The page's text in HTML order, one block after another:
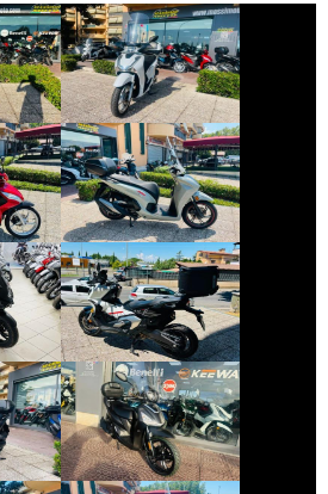
HONDA SH
€
HONDA SH
€ 4.490 €
€
HONDA X-ADV
€ 9.999 €
€
SYM SYMPHONY
€ 2.490 €
€ € 3.650 €